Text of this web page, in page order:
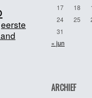
eerste
17
18
24
25
31
« jun
ARCHIEF